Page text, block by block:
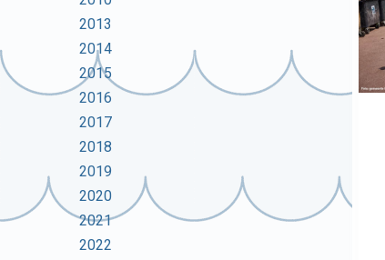
2013
2014
2015
2016
2017
2018
2019
2020
2021
2022